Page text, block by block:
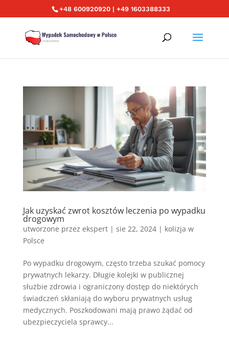
+48 600920920 | +49 1603388333
Jak uzyskać zwrot kosztów leczenia po wypadku
drogowym
utworzone przez ekspert| sie 22, 2024| kolizja w
Polsce
Po wypadku drogowym, często trzeba szukać pomocy
prywatnych lekarzy. Długie kolejki w publicznej
służbie zdrowia i ograniczony dostęp do niektórych
świadczeń skłaniają do wyboru prywatnych usług
medycznych. Poszkodowani mają prawo żądać od
ubezpieczyciela sprawcy...